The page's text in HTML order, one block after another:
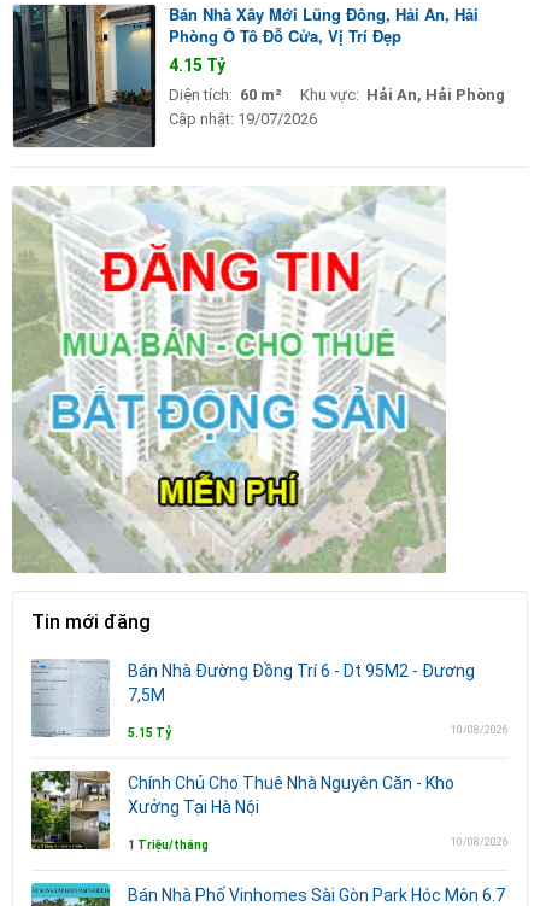
Bán Nhà Xây Mới Lũng Đông, Hải An, Hải
Phòng Ô Tô Đỗ Cửa, Vị Trí Đẹp
4.15 Tỷ
Diện tích: 60 m² Khu vực: Hải An, Hải Phòng
Cập nhật: 19/07/2026
Tin mới đăng
Bán Nhà Đường Đồng Trí 6 - Dt 95M2 - Đương
7,5M
5.15 Tỷ 10/08/2026
Chính Chủ Cho Thuê Nhà Nguyên Căn - Kho
Xưởng Tại Hà Nội
1 Triệu/tháng 10/08/2026
Bán Nhà Phố Vinhomes Sài Gòn Park Hóc Môn 6.7